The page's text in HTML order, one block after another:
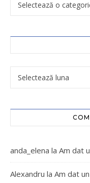
anda_elena la Am dat
Alexandru la Am dat